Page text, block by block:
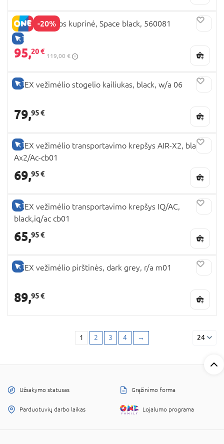
-20%
TIK INTERNETU
JOOLZ mamos kuprinė, Space black, 560081
95,20 €
119,00 €
TIK INTERNETU
ANEX vežimėlio stogelio kailiukas, black, w/a 06
79,95 €
TIK INTERNETU
ANEX vežimėlio transportavimo krepšys AIR-X2, black,
Ax2/Ac-cb01
69,95 €
TIK INTERNETU
ANEX vežimėlio transportavimo krepšys IQ/AC,
black,iq/ac cb01
65,95 €
TIK INTERNETU
ANEX vežimėlio pirštinės, dark grey, r/a m01
89,95 €
1 2 3 4 → 24
Užsakymo statusas Grąžinimo forma
Parduotuvių darbo laikas Lojalumo programa